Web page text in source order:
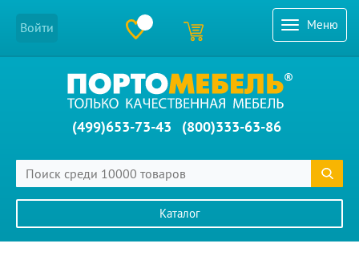
Меню
Войти
(499)653-73-43 (800)333-63-86
Каталог